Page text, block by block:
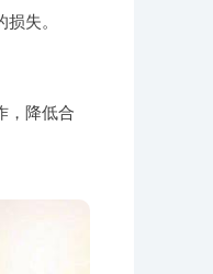
失。
，降低合